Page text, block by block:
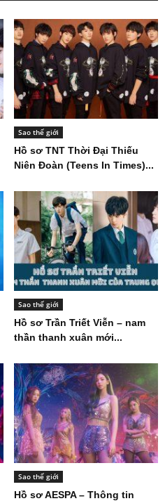
Sao thế giới
Hồ sơ TNT Thời Đại Thiếu
Niên Đoàn (Teens In Times)...
Sao thế giới
Hồ sơ Trần Triết Viễn – nam
thần thanh xuân mới...
Sao thế giới
Hồ sơ AESPA – Thông tin